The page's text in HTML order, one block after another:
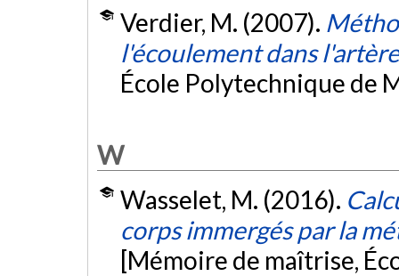
Verdier, M. (2007).
l'écoulement dans
École Polytechnique de
W
Wasselet, M. (2016).
corps immergés par la
[Mémoire de maîtrise,